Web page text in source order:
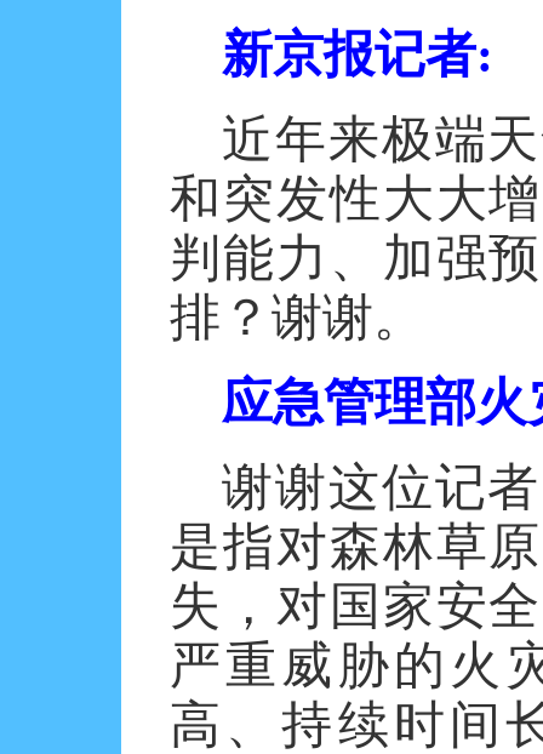
新京报记者:
近年来极端
和突发性大大
判能力、加强
排？谢谢。
应急管理部
谢谢这位记
是指对森林草
失，对国家安
严重威胁的火
高、持续时间